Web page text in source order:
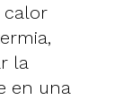
calor
la
en una